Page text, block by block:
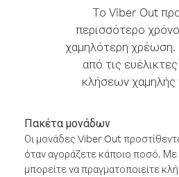
Το Viber Out
περισσότερο
χαμηλότερη χρέωση.
από τις
κλήσεων
Πακέτα μονάδων
Οι μονάδες Viber Out
όταν αγοράζετε κάποιο ποσό. Με
μπορείτε να πραγματοποιείτε